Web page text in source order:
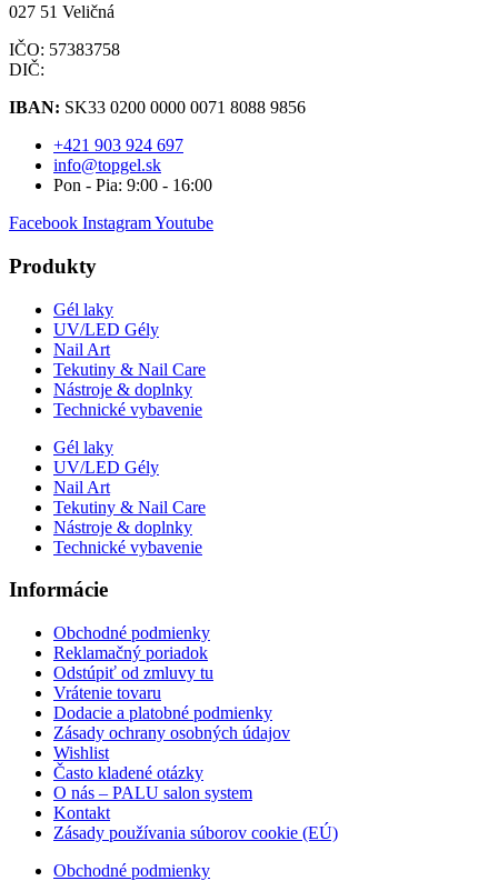
027 51 Veličná
IČO: 57383758
DIČ:
IBAN: SK33 0200 0000 0071 8088 9856
+421 903 924 697
info@topgel.sk
Pon - Pia: 9:00 - 16:00
Facebook InstagramYoutube
Produkty
Gél laky
UV/LED Gély
Nail Art
Tekutiny & Nail Care
Nástroje & doplnky
Technické vybavenie
Gél laky
UV/LED Gély
Nail Art
Tekutiny & Nail Care
Nástroje & doplnky
Technické vybavenie
Informácie
Obchodné podmienky
Reklamačný poriadok
Odstúpiť od zmluvy tu
Vrátenie tovaru
Dodacie a platobné podmienky
Zásady ochrany osobných údajov
Wishlist
Často kladené otázky
O nás – PALU salon system
Kontakt
Zásady používania súborov cookie (EÚ)
Obchodné podmienky